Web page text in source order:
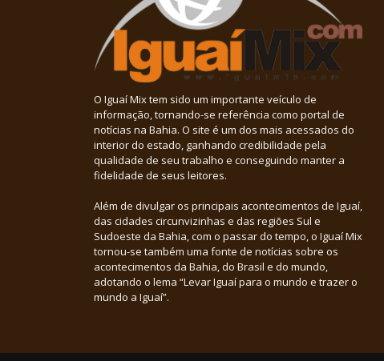
O Iguaí Mix tem sido um importante veículo de
informação, tornando-se referência como portal de
notícias na Bahia. O site é um dos mais acessados do
interior do estado, ganhando credibilidade pela
qualidade de seu trabalho e conseguindo manter a
fidelidade de seus leitores.
Além de divulgar os principais acontecimentos de Iguaí,
das cidades circunvizinhas e das regiões Sul e
Sudoeste da Bahia, com o passar do tempo, o Iguaí Mix
tornou-se também uma fonte de notícias sobre os
acontecimentos da Bahia, do Brasil e do mundo,
adotando o lema “Levar Iguaí para o mundo e trazer o
mundo a Iguaí”.